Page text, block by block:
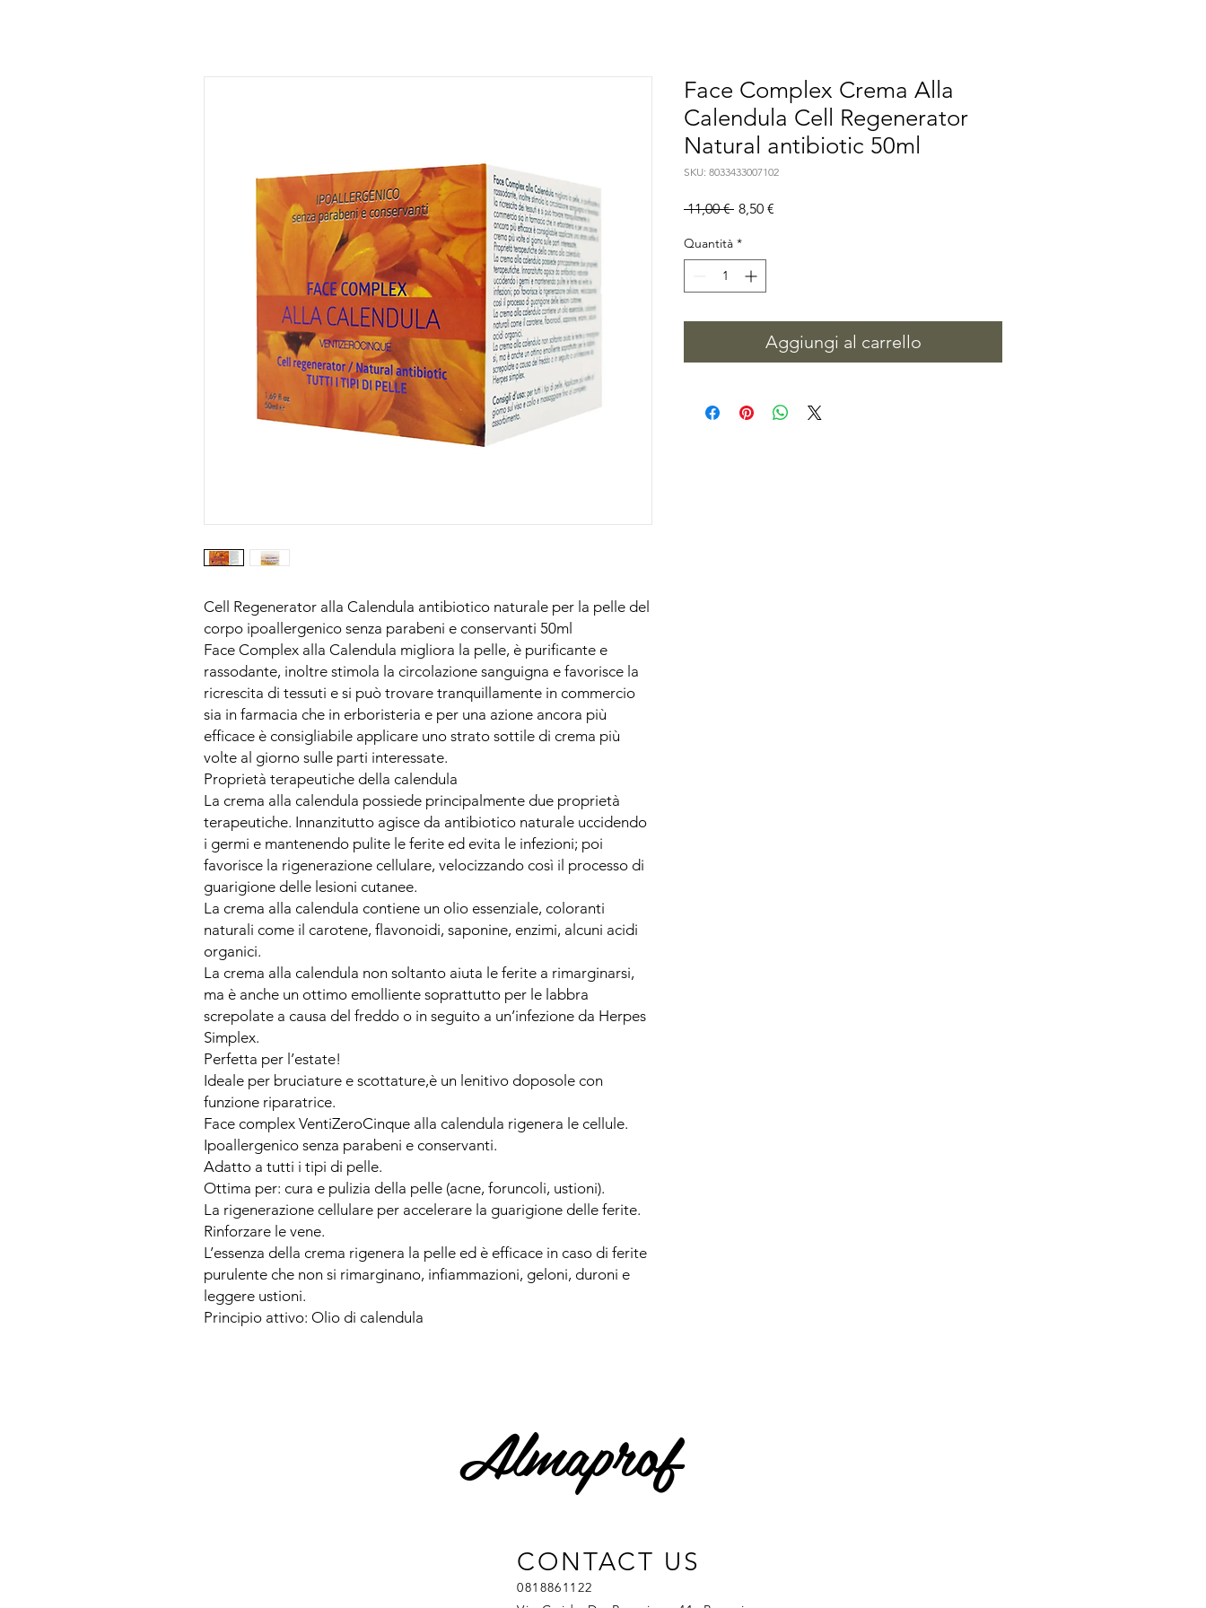
Cell Regenerator alla Calendula antibiotico naturale per la pelle del
corpo ipoallergenico senza parabeni e conservanti 50ml
Face Complex alla Calendula migliora la pelle, è purificante e
rassodante, inoltre stimola la circolazione sanguigna e favorisce la
ricrescita di tessuti e si può trovare tranquillamente in commercio
sia in farmacia che in erboristeria e per una azione ancora più
efficace è consigliabile applicare uno strato sottile di crema più
volte al giorno sulle parti interessate.
Proprietà terapeutiche della calendula
La crema alla calendula possiede principalmente due proprietà
terapeutiche. Innanzitutto agisce da antibiotico naturale uccidendo
i germi e mantenendo pulite le ferite ed evita le infezioni; poi
favorisce la rigenerazione cellulare, velocizzando così il processo di
guarigione delle lesioni cutanee.
La crema alla calendula contiene un olio essenziale, coloranti
naturali come il carotene, flavonoidi, saponine, enzimi, alcuni acidi
organici.
La crema alla calendula non soltanto aiuta le ferite a rimarginarsi,
ma è anche un ottimo emolliente soprattutto per le labbra
screpolate a causa del freddo o in seguito a un’infezione da Herpes
Simplex.
Perfetta per l’estate!
Ideale per bruciature e scottature,è un lenitivo doposole con
funzione riparatrice.
Face complex VentiZeroCinque alla calendula rigenera le cellule.
Ipoallergenico senza parabeni e conservanti.
Adatto a tutti i tipi di pelle.
Ottima per: cura e pulizia della pelle (acne, foruncoli, ustioni).
La rigenerazione cellulare per accelerare la guarigione delle ferite.
Rinforzare le vene.
L’essenza della crema rigenera la pelle ed è efficace in caso di ferite
purulente che non si rimarginano, infiammazioni, geloni, duroni e
leggere ustioni.
Principio attivo: Olio di calendula
Face Complex Crema Alla
Calendula Cell Regenerator
Natural antibiotic 50ml
SKU: 8033433007102
11,00 € Prezzo
8,50 €
Quantità *
Aggiungi al carrello
Almaprof
CONTACT US
0818861122